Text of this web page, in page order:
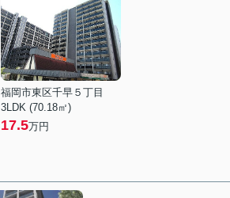
福岡市東区千早５丁目
3LDK (70.18㎡)
17.5万円